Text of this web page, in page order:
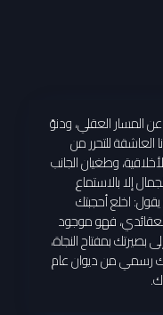
عن المسار العقلي، ودنوّ
العاشقة للتحرر من
وطغيان الجانب
إلا بالاستماع
اخلع أحجبتك
العقائدي، فهو موجود
بمفتاح النجاة،
رسمي من ديوان عام